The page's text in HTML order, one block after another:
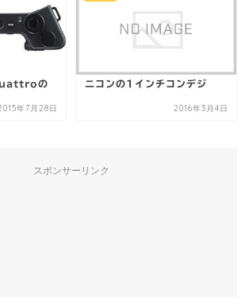
の
年7月28日
ニコンの1インチコンデジ
2016年3月4日
スポンサーリンク